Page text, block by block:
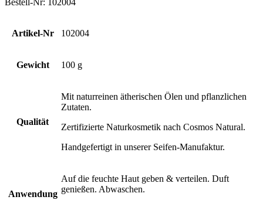
Bestell-Nr: 102004
Artikel-Nr 102004
Gewicht 100 g
Qualität
Mit naturreinen ätherischen Ölen und pflanzlichen
Zutaten.
Zertifizierte Naturkosmetik nach Cosmos Natural.
Handgefertigt in unserer Seifen-Manufaktur.
Anwendung
Auf die feuchte Haut geben & verteilen. Duft
genießen. Abwaschen.